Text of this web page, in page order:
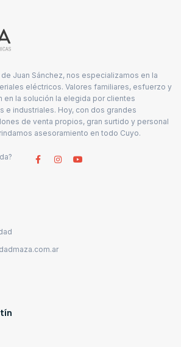
Juan Sánchez, nos especializamos en la
eléctricos. Valores familiares, esfuerzo y
en la solución la elegida por clientes
e industriales. Hoy, con dos grandes
de venta propios, gran surtido y personal
asesoramiento en todo Cuyo.